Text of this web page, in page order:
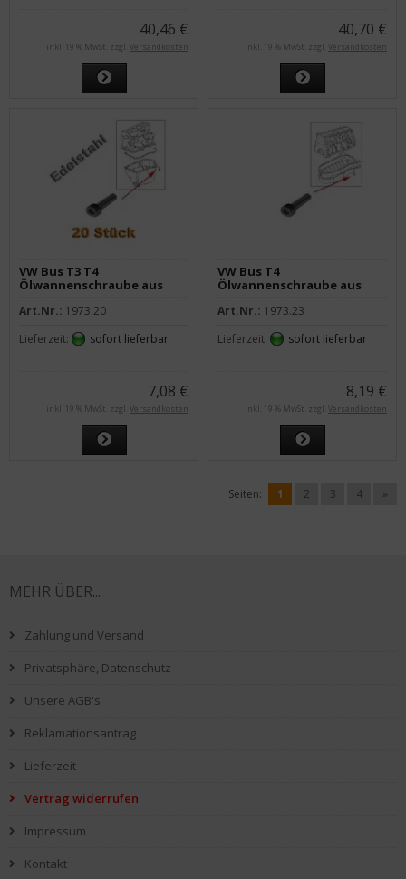
40,46 €
inkl. 19 % MwSt. zzgl. Versandkosten
40,70 €
inkl. 19 % MwSt. zzgl. Versandkosten
VW Bus T3 T4
Ölwannenschraube aus
Art.Nr.: 1973.20
Lieferzeit:
sofort lieferbar
7,08 €
inkl. 19 % MwSt. zzgl. Versandkosten
VW Bus T4
Ölwannenschraube aus
Art.Nr.: 1973.23
Lieferzeit:
sofort lieferbar
8,19 €
inkl. 19 % MwSt. zzgl. Versandkosten
Seiten: 1 2 3 4 »
MEHR ÜBER...
Zahlung und Versand
Privatsphäre, Datenschutz
Unsere AGB's
Reklamationsantrag
Lieferzeit
Vertrag widerrufen
Impressum
Kontakt